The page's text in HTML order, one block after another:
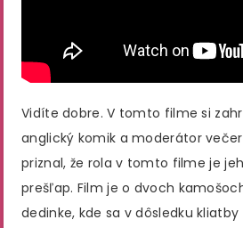
Vidíte dobre. V tomto filme si
anglický komik a moderátor
priznal, že rola v tomto filme je
prešľap. Film je o dvoch
dedinke, kde sa v dôsledku